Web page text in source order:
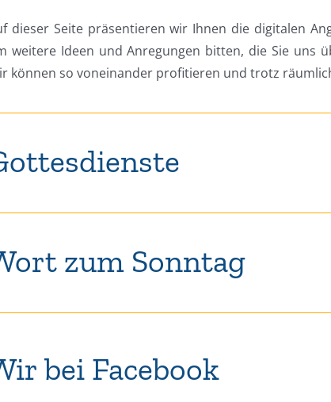
dieser Seite präsentieren wir Ihnen die digitalen
weitere Ideen und Anregungen bitten, die Sie uns
können so voneinander profitieren und trotz
zum Sonntag
bei Facebook